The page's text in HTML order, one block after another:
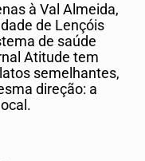
à Val Almeida,
de Lençóis
de saúde
Atitude tem
semelhantes,
direção: a